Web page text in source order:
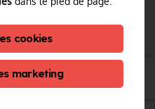
ET CIRCONSTANCES ET
cookies
marketing